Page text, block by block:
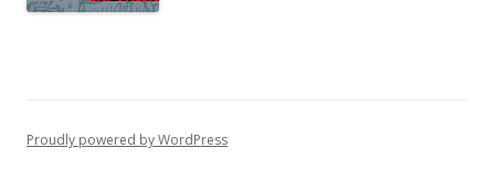
Proudly powered by WordPress